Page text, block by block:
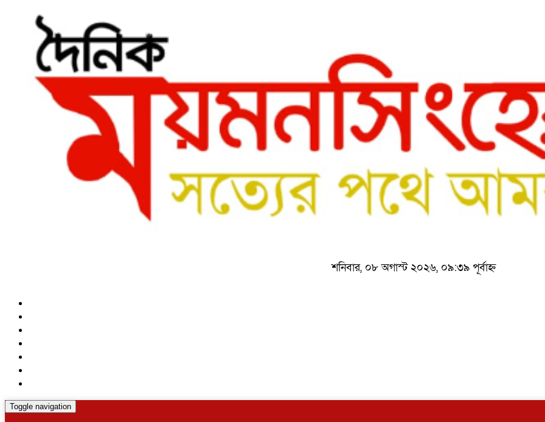
শনিবার, ০৮ অগাস্ট ২০২৬, ০৯:৩৯ পূর্বাহ্ন
Toggle navigation